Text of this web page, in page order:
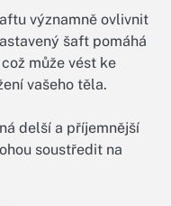
významně ovlivnit
šaft pomáhá
může vést ke
vašeho těla.
delší a příjemnější
soustředit na